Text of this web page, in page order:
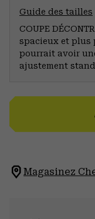
Guide des tailles
COUPE
spacieux et plus
pourrait avoir
ajustement
Magasinez